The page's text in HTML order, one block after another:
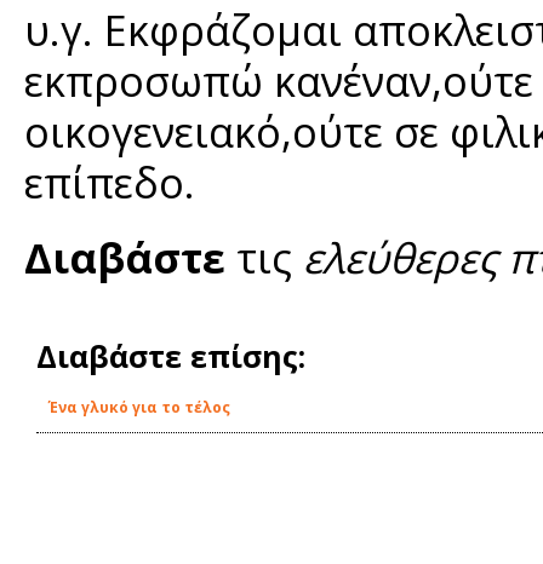
υ.γ. Εκφράζομαι
εκπροσωπώ κανέναν,ούτε
οικογενειακό,ούτε σε
επίπεδο.
Διαβάστε τις ελεύθερες
Διαβάστε επίσης:
Ένα γλυκό για το τέλος